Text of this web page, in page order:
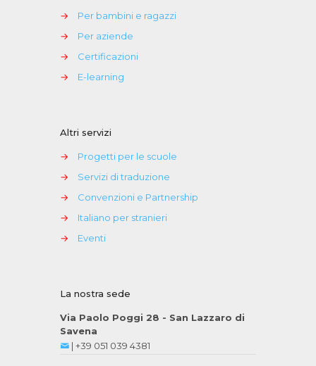
→
Per bambini e ragazzi
→
Per aziende
→
Certificazioni
→
E-learning
Altri servizi
→
Progetti per le scuole
→
Servizi di traduzione
→
Convenzioni e Partnership
→
Italiano per stranieri
→
Eventi
La nostra sede
Via Paolo Poggi 28 - San Lazzaro di
Savena
| +39 051 039 4381